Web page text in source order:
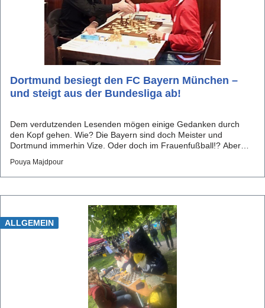
Dortmund besiegt den FC Bayern München –
und steigt aus der Bundesliga ab!
Dem verdutzenden Lesenden mögen einige Gedanken durch
den Kopf gehen. Wie? Die Bayern sind doch Meister und
Dortmund immerhin Vize. Oder doch im Frauenfußball!? Aber
dennoch vor ziemlich genau zehn Jahren, und zwar in der S...
Pouya Majdpour
ALLGEMEIN